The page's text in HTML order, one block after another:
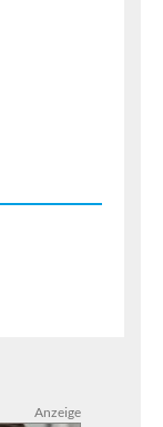
Anzeige